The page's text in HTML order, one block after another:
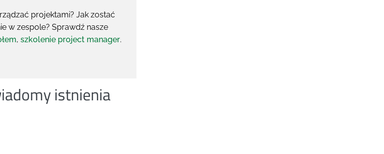
projektami? Jak zostać
w zespole? Sprawdź nasze
, szkolenie project manager.
istnienia